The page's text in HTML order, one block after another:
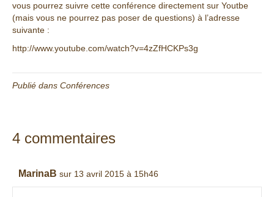
vous pourrez suivre cette conférence directement sur Youtbe
(mais vous ne pourrez pas poser de questions) à l’adresse
suivante :
http://www.youtube.com/watch?v=4zZfHCKPs3g
Publié dans Conférences
4 commentaires
MarinaB sur 13 avril 2015 à 15h46